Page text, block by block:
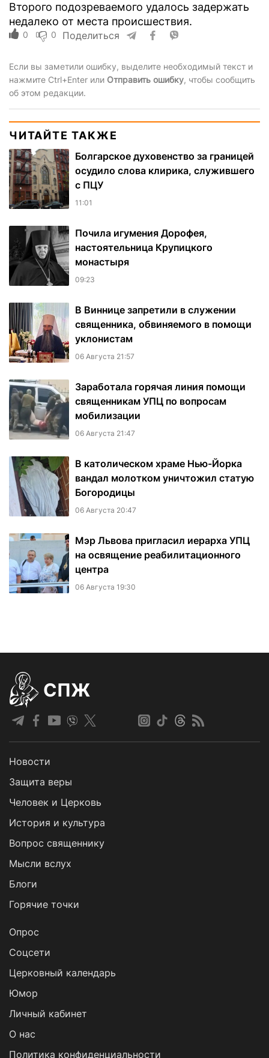
Второго подозреваемого удалось задержать
недалеко от места происшествия.
0 0 Поделиться
Если вы заметили ошибку, выделите необходимый текст и
нажмите Ctrl+Enter или Отправить ошибку, чтобы сообщить
об этом редакции.
ЧИТАЙТЕ ТАКЖЕ
Болгарское духовенство за границей
осудило слова клирика, служившего
с ПЦУ
11:01
Почила игумения Дорофея,
настоятельница Крупицкого
монастыря
09:23
В Виннице запретили в служении
священника, обвиняемого в помощи
уклонистам
06 Августа 21:57
Заработала горячая линия помощи
священникам УПЦ по вопросам
мобилизации
06 Августа 21:47
В католическом храме Нью-Йорка
вандал молотком уничтожил статую
Богородицы
06 Августа 20:47
Мэр Львова пригласил иерарха УПЦ
на освящение реабилитационного
центра
06 Августа 19:30
СПЖ
Новости
Защита веры
Человек и Церковь
История и культура
Вопрос священнику
Мысли вслух
Блоги
Горячие точки
Опрос
Cоцсети
Церковный календарь
Юмор
Личный кабинет
О нас
Политика конфиденциальности